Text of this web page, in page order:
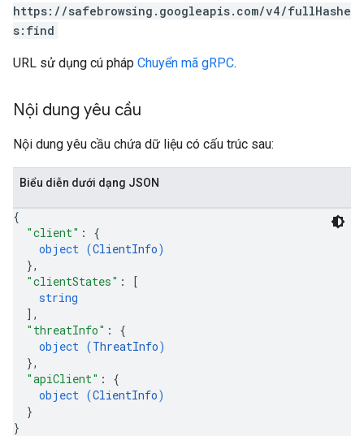
https://safebrowsing.googleapis.com/v4/fullHashe
s:find
URL sử dụng cú pháp Chuyển mã gRPC.
Nội dung yêu cầu
Nội dung yêu cầu chứa dữ liệu có cấu trúc sau:
Biểu diễn dưới dạng JSON
{
"client" : {
object (ClientInfo)
},
"clientStates" :
[
string
] ,
"threatInfo" : {
object (ThreatInfo)
},
"apiClient" : {
object (ClientInfo)
}
}